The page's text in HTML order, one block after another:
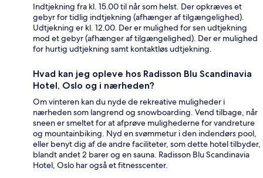
Indtjekning fra kl. 15.00 til når som helst. Der opkræves et
gebyr for tidlig indtjekning (afhænger af tilgængelighed).
Udtjekning er kl. 12.00. Der er mulighed for sen udtjekning
mod et gebyr (afhænger af tilgængelighed). Der er mulighed
for hurtig udtjekning samt kontaktløs udtjekning.
Hvad kan jeg opleve hos Radisson Blu Scandinavia
Hotel, Oslo og i nærheden?
Om vinteren kan du nyde de rekreative muligheder i
nærheden som langrend og snowboarding. Vend tilbage, når
sneen er smeltet for at afprøve mulighederne for vandreture
og mountainbiking. Nyd en svømmetur i den indendørs pool,
eller benyt dig af de andre faciliteter, som dette hotel tilbyder,
blandt andet 2 barer og en sauna. Radisson Blu Scandinavia
Hotel, Oslo har også et fitnesscenter.